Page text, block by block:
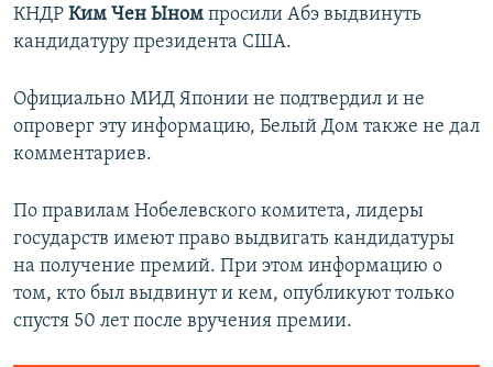
КНДР Ким Чен Ыном просили Абэ выдвинуть
кандидатуру президента США.
Официально МИД Японии не подтвердил и не
опроверг эту информацию, Белый Дом также не дал
комментариев.
По правилам Нобелевского комитета, лидеры
государств имеют право выдвигать кандидатуры
на получение премий. При этом информацию о
том, кто был выдвинут и кем, опубликуют только
спустя 50 лет после вручения премии.